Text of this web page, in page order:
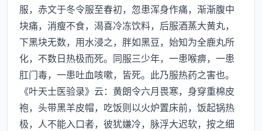
服，赤文于冬令服至春初，忽患浑身作痛，渐渐腹中
块痛，消瘦不食，渴喜冷冻饮料，后服酒蒸大黄丸，
下黑块无数，用水浸之，胖如黑豆，始知为全鹿丸所
化，不数日热极而死。同服三少年，一患喉痹，一患
肛门毒，一患吐血咳嗽，皆死。此乃服热药之害也。
《叶天士医验录》云：黄朗令六月畏寒，身穿重棉皮
袍，头带黑羊皮帽，吃饭则以火炉置床前，饭起锅热
极，人不能入口者，彼犹嫌冷，脉浮大迟软，按之细